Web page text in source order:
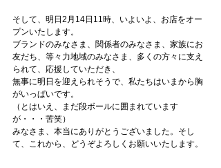
そして、明日2月14日11時、いよいよ、お店をオー
プンいたします。
ブランドのみなさま、関係者のみなさま、家族にお
友だち、等々力地域のみなさま、多くの方々に支え
られて、応援していただき、
無事に明日を迎えられそうで、私たちはいまから胸
がいっぱいです。
（とはいえ、まだ段ボールに囲まれています
が・・・苦笑）
みなさま、本当にありがとうございました。そし
て、これから、どうぞよろしくお願いいたします。